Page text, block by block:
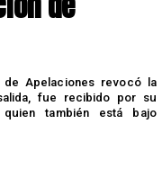
Apelaciones revocó la
fue recibido por su
quien también está bajo